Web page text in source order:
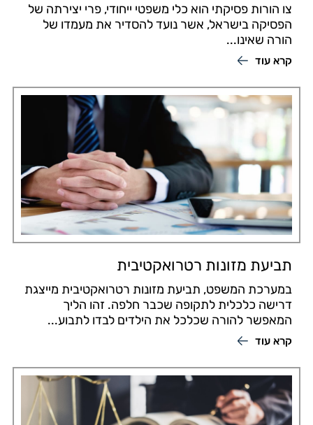
צו הורות פסיקתי הוא כלי משפטי ייחודי, פרי יצירתה של
הפסיקה בישראל, אשר נועד להסדיר את מעמדו של
הורה שאינו...
קרא עוד
תביעת מזונות רטרואקטיבית
במערכת המשפט, תביעת מזונות רטרואקטיבית מייצגת
דרישה כלכלית לתקופה שכבר חלפה. זהו הליך
המאפשר להורה שכלכל את הילדים לבדו לתבוע...
קרא עוד